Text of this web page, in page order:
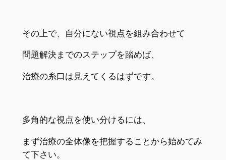
その上で、自分にない視点を組み合わせて
問題解決までのステップを踏めば、
治療の糸口は見えてくるはずです。
多角的な視点を使い分けるには、
まず治療の全体像を把握することから始めてみ
て下さい。